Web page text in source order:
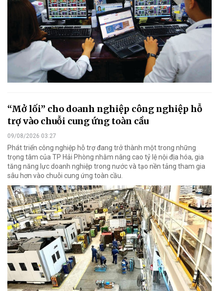
“Mở lối” cho doanh nghiệp công nghiệp hỗ
trợ vào chuỗi cung ứng toàn cầu
09/08/2026 03:27
Phát triển công nghiệp hỗ trợ đang trở thành một trong những
trọng tâm của TP Hải Phòng nhằm nâng cao tỷ lệ nội địa hóa, gia
tăng năng lực doanh nghiệp trong nước và tạo nền tảng tham gia
sâu hơn vào chuỗi cung ứng toàn cầu.